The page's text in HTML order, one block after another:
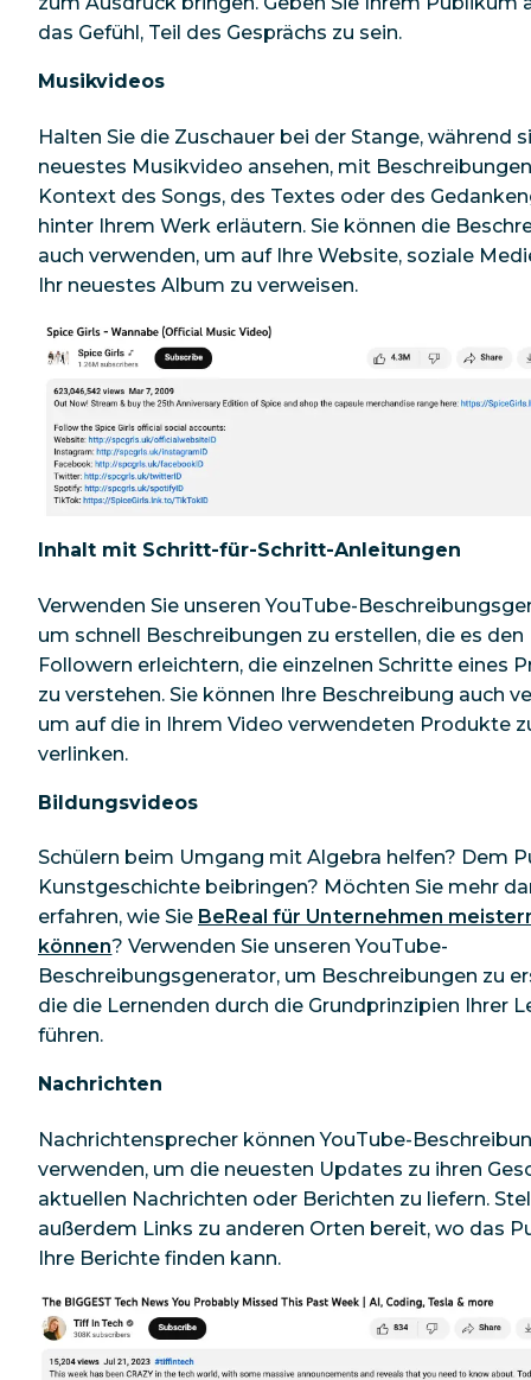
das Gefühl, Teil des Gesprächs zu sein.
Musikvideos
Halten Sie die Zuschauer bei der Stange, während
neuestes Musikvideo ansehen, mit
Kontext des Songs, des Textes oder des
hinter Ihrem Werk erläutern. Sie können die
auch verwenden, um auf Ihre Website, soziale
Ihr neuestes Album zu verweisen.
Inhalt mit Schritt-für-Schritt-Anleitungen
Verwenden Sie unseren YouTube-
um schnell Beschreibungen zu erstellen, die es den
Followern erleichtern, die einzelnen Schritte eines
zu verstehen. Sie können Ihre Beschreibung auch
um auf die in Ihrem Video verwendeten Produkte
verlinken.
Bildungsvideos
Schülern beim Umgang mit Algebra helfen? Dem
Kunstgeschichte beibringen? Möchten Sie mehr
erfahren, wie Sie BeReal für Unternehmen
können? Verwenden Sie unseren YouTube-
Beschreibungsgenerator, um Beschreibungen zu
die die Lernenden durch die Grundprinzipien Ihrer
führen.
Nachrichten
Nachrichtensprecher können YouTube-
verwenden, um die neuesten Updates zu ihren
aktuellen Nachrichten oder Berichten zu liefern.
außerdem Links zu anderen Orten bereit, wo das
Ihre Berichte finden kann.